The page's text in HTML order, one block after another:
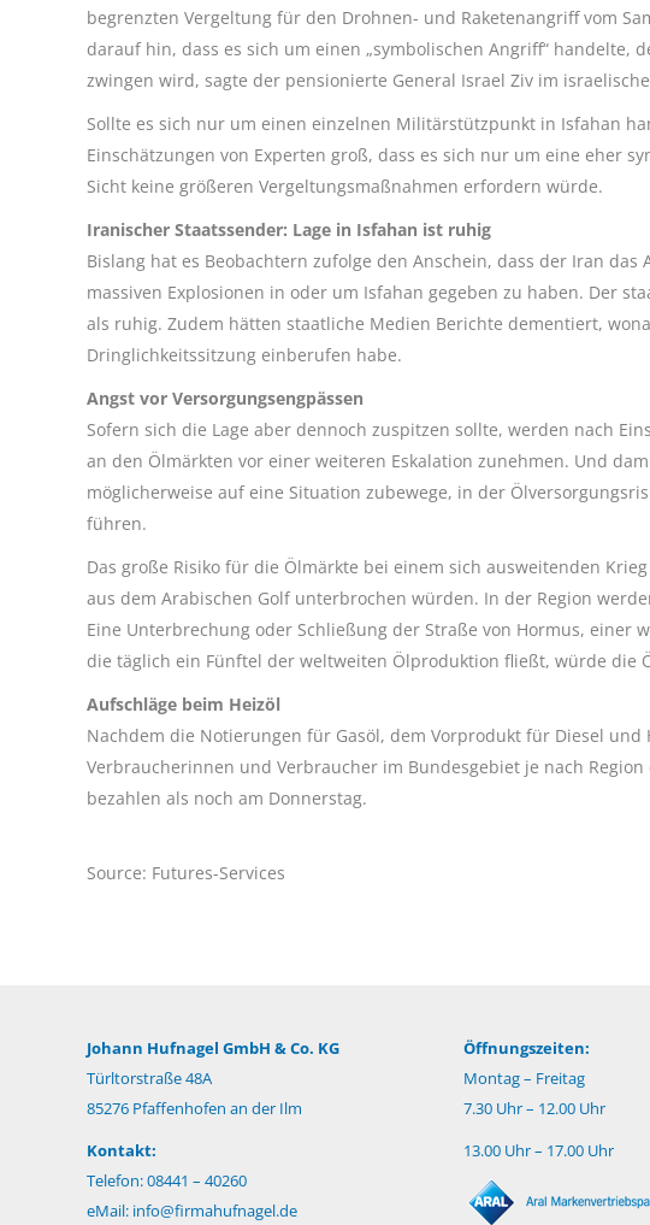
begrenzten Vergeltung für den Drohnen- und Raketenangriff vom
darauf hin, dass es sich um einen „symbolischen Angriff“ handelte,
zwingen wird, sagte der pensionierte General Israel Ziv im
Sollte es sich nur um einen einzelnen Militärstützpunkt in Isfahan
Einschätzungen von Experten groß, dass es sich nur um eine eher
Sicht keine größeren Vergeltungsmaßnahmen erfordern würde.
Iranischer Staatssender: Lage in Isfahan ist ruhig
Bislang hat es Beobachtern zufolge den Anschein, dass der Iran
massiven Explosionen in oder um Isfahan gegeben zu haben. Der
als ruhig. Zudem hätten staatliche Medien Berichte dementiert,
Dringlichkeitssitzung einberufen habe.
Angst vor Versorgungsengpässen
Sofern sich die Lage aber dennoch zuspitzen sollte, werden nach
an den Ölmärkten vor einer weiteren Eskalation zunehmen. Und
möglicherweise auf eine Situation zubewege, in der
führen.
Das große Risiko für die Ölmärkte bei einem sich ausweitenden
aus dem Arabischen Golf unterbrochen würden. In der Region
Eine Unterbrechung oder Schließung der Straße von Hormus, einer
die täglich ein Fünftel der weltweiten Ölproduktion fließt, würde die
Aufschläge beim Heizöl
Nachdem die Notierungen für Gasöl, dem Vorprodukt für Diesel
Verbraucherinnen und Verbraucher im Bundesgebiet je nach Region
bezahlen als noch am Donnerstag.
Source: Futures-Services
Johann Hufnagel GmbH & Co. KG
Türltorstraße 48A
85276 Pfaffenhofen an der Ilm
Kontakt:
Telefon: 08441 – 40260
eMail: info@firmahufnagel.de
Öffnungszeiten:
Montag – Freitag
7.30 Uhr – 12.00 Uhr
13.00 Uhr – 17.00 Uhr